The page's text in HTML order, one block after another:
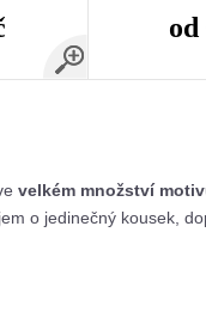
od
velkém množství
o jedinečný kousek,